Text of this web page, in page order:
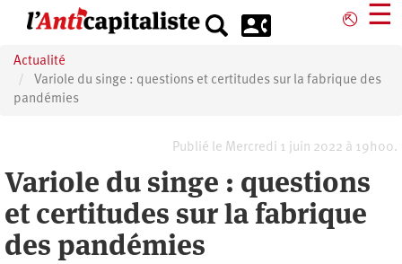
principal
⎋ ☰
Actualité
Variole du singe : questions et certitudes sur la fabrique des
pandémies
Publié le Mercredi 1 juin 2022 à 19h00.
Variole du singe : questions
et certitudes sur la fabrique
des pandémies